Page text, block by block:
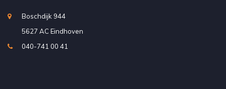
Boschdijk 944
5627 AC Eindhoven
040-741 00 41